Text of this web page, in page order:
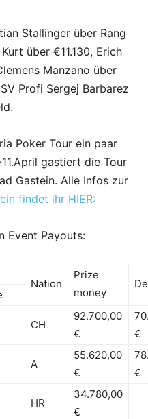
Stallinger über Rang
über €11.130, Erich
Manzano über
Profi Sergej Barbarez
Poker Tour ein paar
gastiert die Tour
Gastein. Alle Infos zur
findet ihr HIER:
Event Payouts:
Nation
Prize
money
CH
92.700,00
€
€
A
55.620,00
€
€
HR
34.780,00
€